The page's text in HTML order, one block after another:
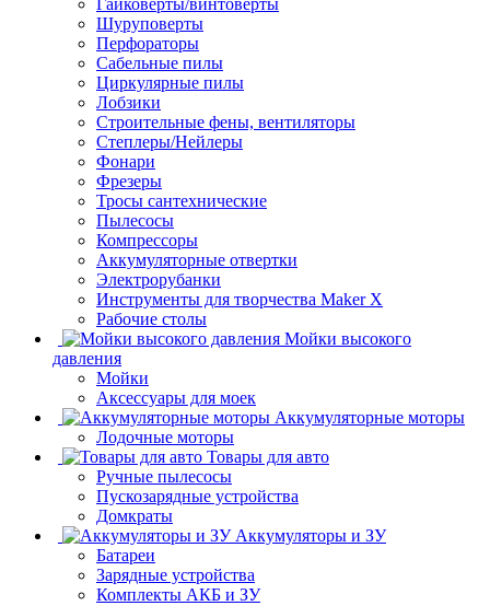
Гайковерты/винтоверты
Шуруповерты
Перфораторы
Сабельные пилы
Циркулярные пилы
Лобзики
Строительные фены, вентиляторы
Степлеры/Нейлеры
Фонари
Фрезеры
Тросы сантехнические
Пылесосы
Компрессоры
Аккумуляторные отвертки
Электрорубанки
Инструменты для творчества Maker X
Рабочие столы
Мойки высокого
давления
Мойки
Аксессуары для моек
Аккумуляторные моторы
Лодочные моторы
Товары для авто
Ручные пылесосы
Пускозарядные устройства
Домкраты
Аккумуляторы и ЗУ
Батареи
Зарядные устройства
Комплекты АКБ и ЗУ